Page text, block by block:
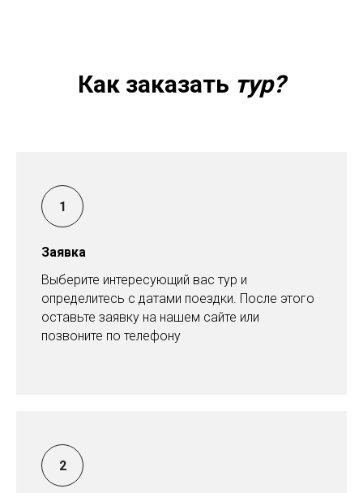
Как заказать тур?
Заявка
Выберите интересующий вас тур и
определитесь с датами поездки. После этого
оставьте заявку на нашем сайте или
позвоните по телефону